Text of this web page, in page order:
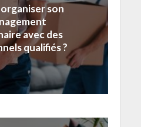
son
avec des
qualifiés ?